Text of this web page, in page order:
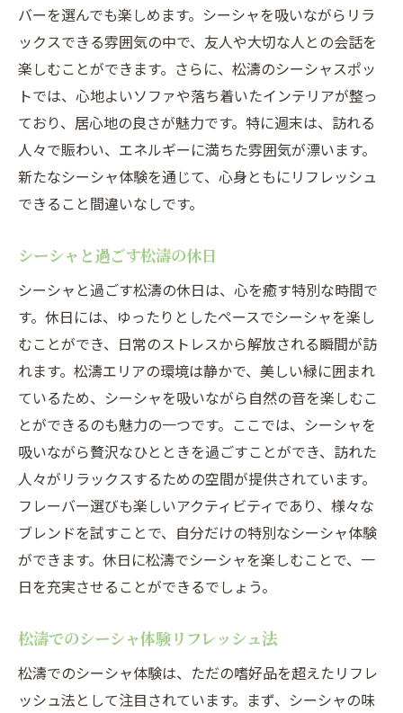
バーを選んでも楽しめます。シーシャを吸いながらリラ
ックスできる雰囲気の中で、友人や大切な人との会話を
楽しむことができます。さらに、松濤のシーシャスポッ
トでは、心地よいソファや落ち着いたインテリアが整っ
ており、居心地の良さが魅力です。特に週末は、訪れる
人々で賑わい、エネルギーに満ちた雰囲気が漂います。
新たなシーシャ体験を通じて、心身ともにリフレッシュ
できること間違いなしです。
シーシャと過ごす松濤の休日
シーシャと過ごす松濤の休日は、心を癒す特別な時間で
す。休日には、ゆったりとしたペースでシーシャを楽し
むことができ、日常のストレスから解放される瞬間が訪
れます。松濤エリアの環境は静かで、美しい緑に囲まれ
ているため、シーシャを吸いながら自然の音を楽しむこ
とができるのも魅力の一つです。ここでは、シーシャを
吸いながら贅沢なひとときを過ごすことができ、訪れた
人々がリラックスするための空間が提供されています。
フレーバー選びも楽しいアクティビティであり、様々な
ブレンドを試すことで、自分だけの特別なシーシャ体験
ができます。休日に松濤でシーシャを楽しむことで、一
日を充実させることができるでしょう。
松濤でのシーシャ体験リフレッシュ法
松濤でのシーシャ体験は、ただの嗜好品を超えたリフレ
ッシュ法として注目されています。まず、シーシャの味